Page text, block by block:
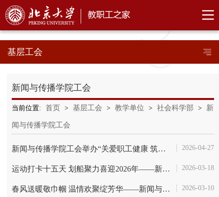
基层工会
新闻与传播学院工会
当前位置: 首页 > 基层工会 > 教学单位 > 社会科学部 > 新
闻与传播学院工会
新闻与传播学院工会举办“关爱职工健康 筑牢健康防线”亚健康与职业病中... 2026-04-27
运动打卡十五天 划船聚力喜迎2026年——新闻与传播学院工会主题健身活动... 2026-03-18
春风送暖敬巾帼 温情欢聚绽芳华——新闻与传播学院工会开展“三八”国际... 2026-03-10